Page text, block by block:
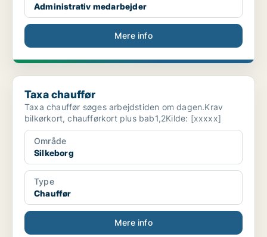
Administrativ medarbejder
Mere info
Taxa chauffør
Taxa chauffør
Taxa chauffør søges arbejdstiden om dagen.Krav
bilkørkort, chaufførkort plus bab1,2Kilde: [xxxxx]
Område
Silkeborg
Type
Chauffør
Mere info